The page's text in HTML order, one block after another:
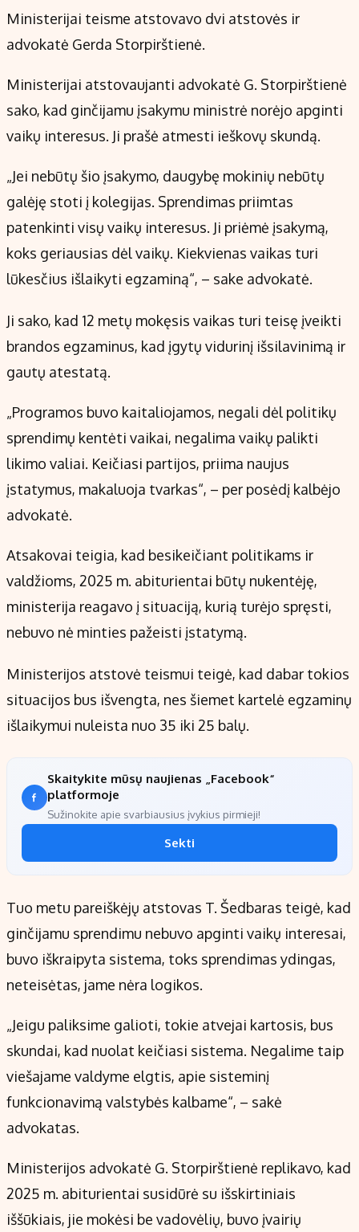
Ministerijai teisme atstovavo dvi atstovės ir
advokatė Gerda Storpirštienė.
Ministerijai atstovaujanti advokatė G. Storpirštienė
sako, kad ginčijamu įsakymu ministrė norėjo apginti
vaikų interesus. Ji prašė atmesti ieškovų skundą.
„Jei nebūtų šio įsakymo, daugybę mokinių nebūtų
galėję stoti į kolegijas. Sprendimas priimtas
patenkinti visų vaikų interesus. Ji priėmė įsakymą,
koks geriausias dėl vaikų. Kiekvienas vaikas turi
lūkesčius išlaikyti egzaminą“, – sake advokatė.
Ji sako, kad 12 metų mokęsis vaikas turi teisę įveikti
brandos egzaminus, kad įgytų vidurinį išsilavinimą ir
gautų atestatą.
„Programos buvo kaitaliojamos, negali dėl politikų
sprendimų kentėti vaikai, negalima vaikų palikti
likimo valiai. Keičiasi partijos, priima naujus
įstatymus, makaluoja tvarkas“, – per posėdį kalbėjo
advokatė.
Atsakovai teigia, kad besikeičiant politikams ir
valdžioms, 2025 m. abiturientai būtų nukentėję,
ministerija reagavo į situaciją, kurią turėjo spręsti,
nebuvo nė minties pažeisti įstatymą.
Ministerijos atstovė teismui teigė, kad dabar tokios
situacijos bus išvengta, nes šiemet kartelė egzaminų
išlaikymui nuleista nuo 35 iki 25 balų.
Skaitykite mūsų naujienas „Facebook“
platformoje
Sužinokite apie svarbiausius įvykius pirmieji!
Sekti
Tuo metu pareiškėjų atstovas T. Šedbaras teigė, kad
ginčijamu sprendimu nebuvo apginti vaikų interesai,
buvo iškraipyta sistema, toks sprendimas ydingas,
neteisėtas, jame nėra logikos.
„Jeigu paliksime galioti, tokie atvejai kartosis, bus
skundai, kad nuolat keičiasi sistema. Negalime taip
viešajame valdyme elgtis, apie sisteminį
funkcionavimą valstybės kalbame“, – sakė
advokatas.
Ministerijos advokatė G. Storpirštienė replikavo, kad
2025 m. abiturientai susidūrė su išskirtiniais
iššūkiais, jie mokėsi be vadovėlių, buvo įvairių